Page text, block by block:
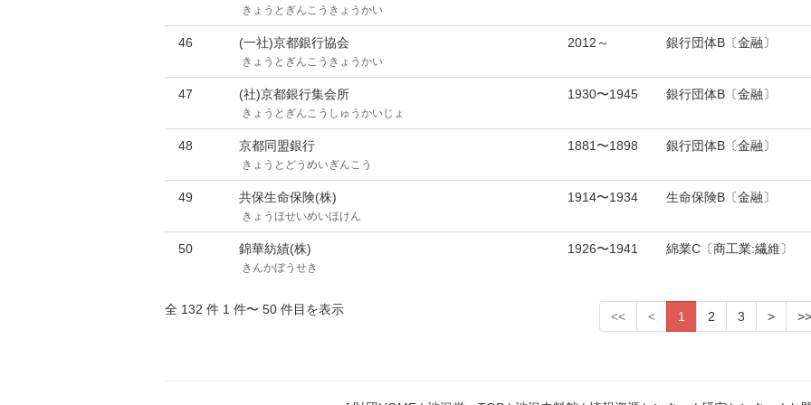
きょうとぎんこうきょうかい
46 (一社)京都銀行協会
きょうとぎんこうきょうかい
2012～ 銀行団体B〔金融〕
47 (社)京都銀行集会所
きょうとぎんこうしゅうかいじょ
1930〜1945 銀行団体B〔金融〕
48 京都同盟銀行
きょうとどうめいぎんこう
1881〜1898 銀行団体B〔金融〕
49 共保生命保険(株)
きょうほせいめいほけん
1914〜1934 生命保険B〔金融〕
50 錦華紡績(株)
きんかぼうせき
1926〜1941 綿業C〔商工業:繊維〕
全 132 件 1 件〜 50 件目を表示 << < 1 2 3 > >>